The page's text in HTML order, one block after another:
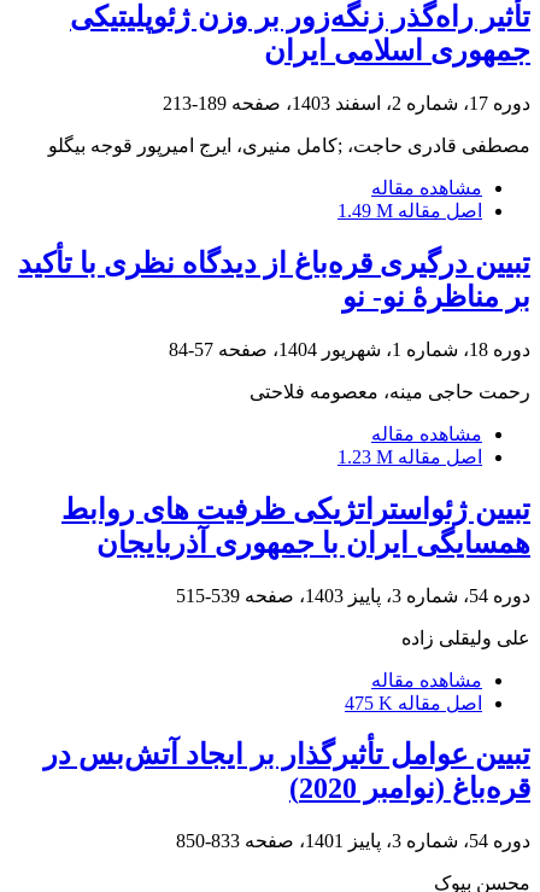
تأثیر راه‌گذر زنگه‌زور بر وزن ژئوپلیتیکی
جمهوری اسلامی ایران
دوره 17، شماره 2، اسفند 1403، صفحه 189-213
مصطفی قادری حاجت، ;کامل منیری، ایرج امیرپور قوجه بیگلو
مشاهده مقاله
اصل مقاله 1.49 M
تبیین درگیری قره‌باغ از دیدگاه نظری با ‌تأکید
بر مناظرۀ نو- نو
دوره 18، شماره 1، شهریور 1404، صفحه 57-84
رحمت حاجی مینه، معصومه فلاحتی
مشاهده مقاله
اصل مقاله 1.23 M
تبیین ژئواستراتژیکی ظرفیت های روابط
همسایگی ایران با جمهوری آذربایجان
دوره 54، شماره 3، پاییز 1403، صفحه 539-515
علی ولیقلی زاده
مشاهده مقاله
اصل مقاله 475 K
تبیین عوامل تأثیرگذار بر ایجاد آتش‌بس در
قره‌باغ (نوامبر 2020)
دوره 54، شماره 3، پاییز 1401، صفحه 833-850
محسن بیوک